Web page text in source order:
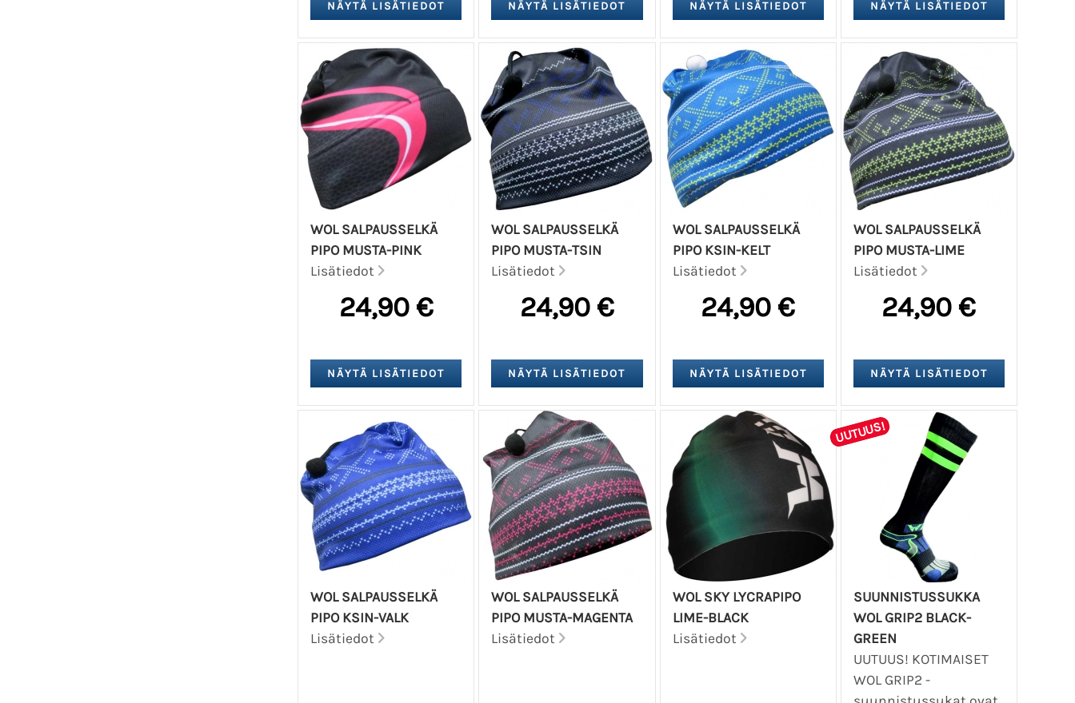
WOL SALPAUSSELKÄ
PIPO MUSTA-PINK
Lisätiedot
24,90 €
WOL SALPAUSSELKÄ
PIPO MUSTA-TSIN
Lisätiedot
24,90 €
WOL SALPAUSSELKÄ
PIPO KSIN-KELT
Lisätiedot
24,90 €
WOL SALPAUSSELKÄ
PIPO MUSTA-LIME
Lisätiedot
24,90 €
WOL SALPAUSSELKÄ
PIPO KSIN-VALK
Lisätiedot
WOL SALPAUSSELKÄ
PIPO MUSTA-MAGENTA
Lisätiedot
WOL SKY LYCRAPIPO
LIME-BLACK
Lisätiedot
UUTUUS!
SUUNNISTUSSUKKA
WOL GRIP2 BLACK-
GREEN
UUTUUS! KOTIMAISET
WOL GRIP2 -